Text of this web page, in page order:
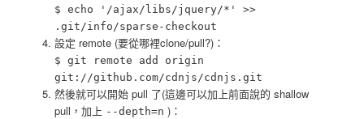
$ echo '/ajax/libs/jquery/*' >>
.git/info/sparse-checkout
設定 remote (要從哪裡clone/pull?)：
$ git remote add origin
git://github.com/cdnjs/cdnjs.git
然後就可以開始 pull 了(這邊可以加上前面說的 shallow
pull，加上 --depth=n )：